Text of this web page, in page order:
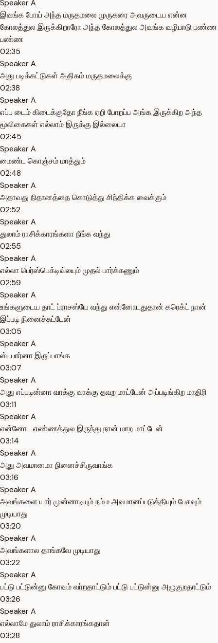
Speaker A
இவங்க போய் அந்த மருதமலை முருகரை அவருடைய என்ன
கோலத்துல இருக்கிறாரோ அந்த கோலத்துல அவங்க வழிபாடு பண்ண
பண்ண
02:35
Speaker A
அது படிக்கட்டுகள் அதிகம் மருதமலைக்கு
02:38
Speaker A
எப்ப டைம் கிடைக்குதோ நீங்க ஏறி போறப்ப அங்க இருக்கிற அந்த
மூலிகைகள் எல்லாம் இருக்கு இல்லையா
02:45
Speaker A
மைண்ட கொஞ்சம் மாத்தும்
02:48
Speaker A
அதாவது நிதானத்தை கொடுத்து சிந்திக்க வைக்கும்
02:52
Speaker A
துலாம் ராசிக்காரங்களா நீங்க வந்து
02:55
Speaker A
எல்லா பெர்ஸ்பெக்டிவ்லயும் முதல் பார்க்கணும்
02:59
Speaker A
உங்களுடைய தாட் ப்ராசஸ்யே வந்து என்னோடதுதான் கரெக்ட் நான்
இப்படி நினைச்சுட்டேன்
03:05
Speaker A
ஸ்டபார்னா இருப்பாங்க
03:07
Speaker A
அது எப்படின்னா வாக்கு வாக்கு தவற மாட்டேன் அப்படிங்கிற மாதிரி
03:11
Speaker A
என்னோட எண்ணத்துல இருந்து நான் மாற மாட்டேன்
03:14
Speaker A
அது அவமானமா நினைச்சிருவாங்க
03:16
Speaker A
அவங்களை யார் முன்னாடியும் நம்ம அவமானப்படுத்தியும் பேசவும்
முடியாது
03:20
Speaker A
அவங்களால தாங்கவே முடியாது
03:22
Speaker A
பட்டு பட்டுன்னு கோவம் வர்றதாட்டும் பட்டு பட்டுன்னு அழுகுறதாட்டும்
03:26
Speaker A
எல்லாமே துலாம் ராசிக்காரங்கதான்
03:28